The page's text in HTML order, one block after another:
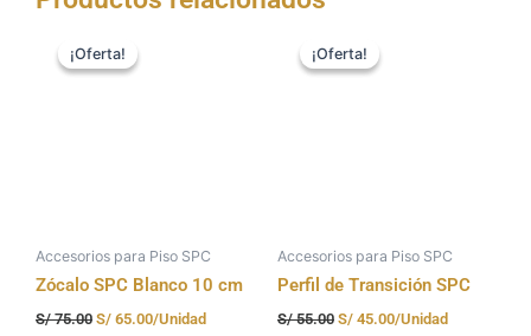
¡Oferta!
¡Oferta!
Accesorios para Piso SPC
Zócalo SPC Blanco 10 cm
S/75.00
precio
original
S/ 65.00/Unidad
¡Oferta!
¡Oferta!
Accesorios para Piso SPC
Perfil de Transición SPC
S/55.00
precio
original
S/ 45.00/Unidad